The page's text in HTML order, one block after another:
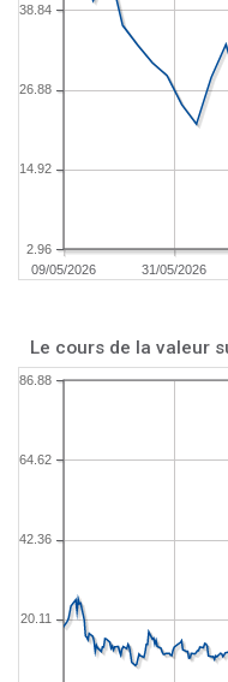
09/05/2026 31/05/2026
2.96
14.92
26.88
38.84
Le cours de la valeur
20.11
42.36
64.62
86.88